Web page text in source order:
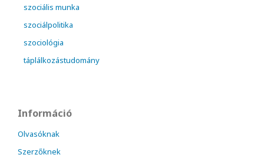
szociális munka
szociálpolitika
szociológia
táplálkozástudomány
Információ
Olvasóknak
Szerzőknek